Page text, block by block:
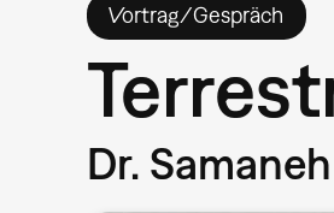
Vortrag/Gespräch
Dr.